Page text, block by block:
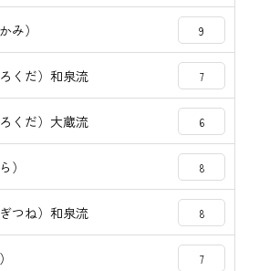
み） 9
くだ）和泉流 7
くだ）大蔵流 6
） 8
つね）和泉流 8
7